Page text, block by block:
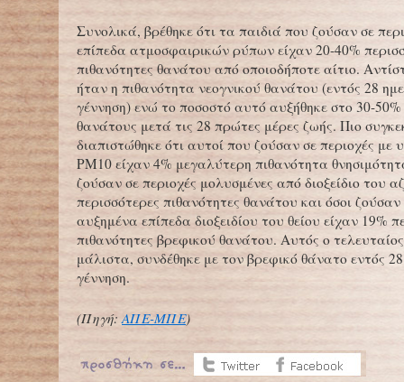
Συνολικά, βρέθηκε ότι τα παιδιά που ζούσαν σε
επίπεδα ατμοσφαιρικών ρύπων είχαν 20-40%
πιθανότητες θανάτου από οποιοδήποτε αίτιο.
ήταν η πιθανότητα νεογνικού θανάτου (εντός 28
γέννηση) ενώ το ποσοστό αυτό αυξήθηκε στο 30-50%
θανάτους μετά τις 28 πρώτες μέρες ζωής. Πιο
διαπιστώθηκε ότι αυτοί που ζούσαν σε περιοχές με
PM10 είχαν 4% μεγαλύτερη πιθανότητα
ζούσαν σε περιοχές μολυσμένες από διοξείδιο του
περισσότερες πιθανότητες θανάτου και όσοι ζούσαν
αυξημένα επίπεδα διοξειδίου του θείου είχαν 19%
πιθανότητες βρεφικού θανάτου. Αυτός ο
μάλιστα, συνδέθηκε με τον βρεφικό θάνατο εντός
γέννηση.
(Πηγή:ΑΠΕ-ΜΠΕ)